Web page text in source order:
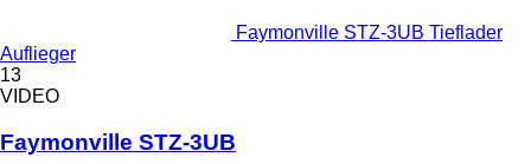
Faymonville STZ-3UB Tieflader
Auflieger
13
VIDEO
Faymonville STZ-3UB